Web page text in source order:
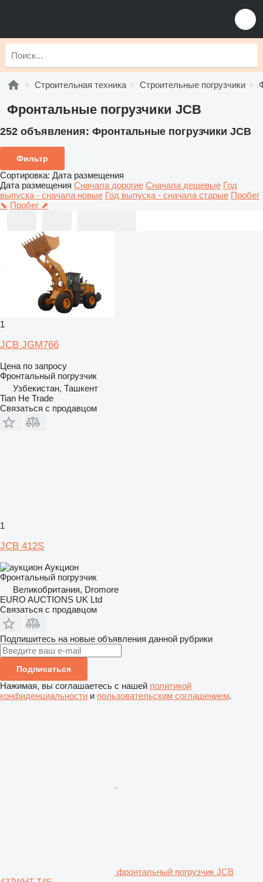
Строительная техника Строительные погрузчики
Фронтальные погрузчики JCB
252 объявления: Фронтальные погрузчики JCB
Фильтр
Сортировка: Дата размещения
Дата размещения Сначала дорогие Сначала дешевые Год
выпуска - сначала новые Год выпуска - сначала старые Пробег
⬊ Пробег ⬈
1
JCB JGM766
Цена по запросу
Фронтальный погрузчик
Узбекистан, Ташкент
Tian He Trade
Связаться с продавцом
1
JCB 412S
Аукцион
Фронтальный погрузчик
Великобритания, Dromore
EURO AUCTIONS UK Ltd
Связаться с продавцом
Подпишитесь на новые объявления данной рубрики
Подписаться
Нажимая, вы соглашаетесь с нашей политикой
конфиденциальности и пользовательским соглашением.
фронтальный погрузчик JCB